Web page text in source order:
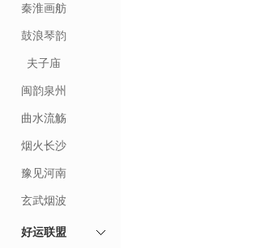
秦淮画舫
鼓浪琴韵
夫子庙
闽韵泉州
曲水流觞
烟火长沙
豫见河南
玄武烟波
好运联盟